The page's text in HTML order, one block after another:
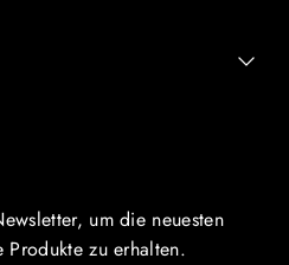
um die neuesten
Produkte zu erhalten.